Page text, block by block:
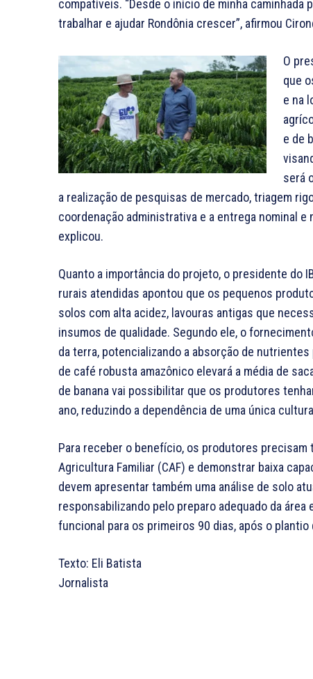
compatíveis. “Desde o início de minha
trabalhar e ajudar Rondônia crescer”, afirmou
O
que
e na
e de
será
a realização de pesquisas de mercado, triagem
coordenação administrativa e a entrega nominal
explicou.
Quanto a importância do projeto, o presidente do
rurais atendidas apontou que os pequenos
solos com alta acidez, lavouras antigas que
insumos de qualidade. Segundo ele, o
da terra, potencializando a absorção de
de café robusta amazônico elevará a média de
de banana vai possibilitar que os produtores
ano, reduzindo a dependência de uma única
Para receber o benefício, os produtores
Agricultura Familiar (CAF) e demonstrar baixa
devem apresentar também uma análise de solo
responsabilizando pelo preparo adequado da
funcional para os primeiros 90 dias, após o plantio
Texto: Eli Batista
Jornalista